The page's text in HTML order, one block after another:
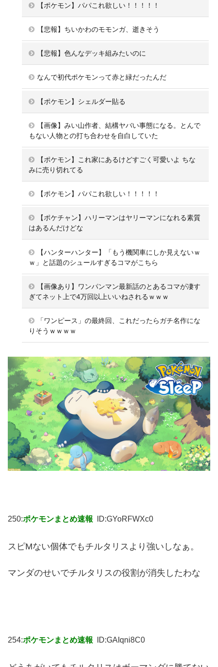
【ポケモン】パパこれ欲しい！！！！！
【悲報】ちいかわのモモンガ、逝きそう
【悲報】色んなデッキ組みたいのに
なんで初代ポケモンって赤と緑だったんだ
【ポケモン】シェルダー貼る
【画像】みい山作者、結構ヤバい事態になる。とんで
もない人物との打ち合わせを自白していた
【ポケモン】これ家にあるけどすごく可愛いよ ちな
みに売り切れてる
【ポケモン】パパこれ欲しい！！！！！
【ポケチャン】ハリーマンはヤリーマンになれる素質
はあるんだけどな
【ハンターハンター】「もう機関車にしか見えないｗ
ｗ」と話題のシュールすぎるコマがこちら
【画像あり】ワンパンマン最新話のとあるコマが凄す
ぎてネット上で4万回以上いいねされるｗｗｗ
「ワンピース」の最終回、これだったらガチ名作にな
りそうｗｗｗｗ
250:ポケモンまとめ速報 ID:GYoRFWXc0
スピMない個体でもチルタリスより強いしなぁ。
マンダのせいでチルタリスの役割が消失したわな
254:ポケモンまとめ速報 ID:GAIqni8C0